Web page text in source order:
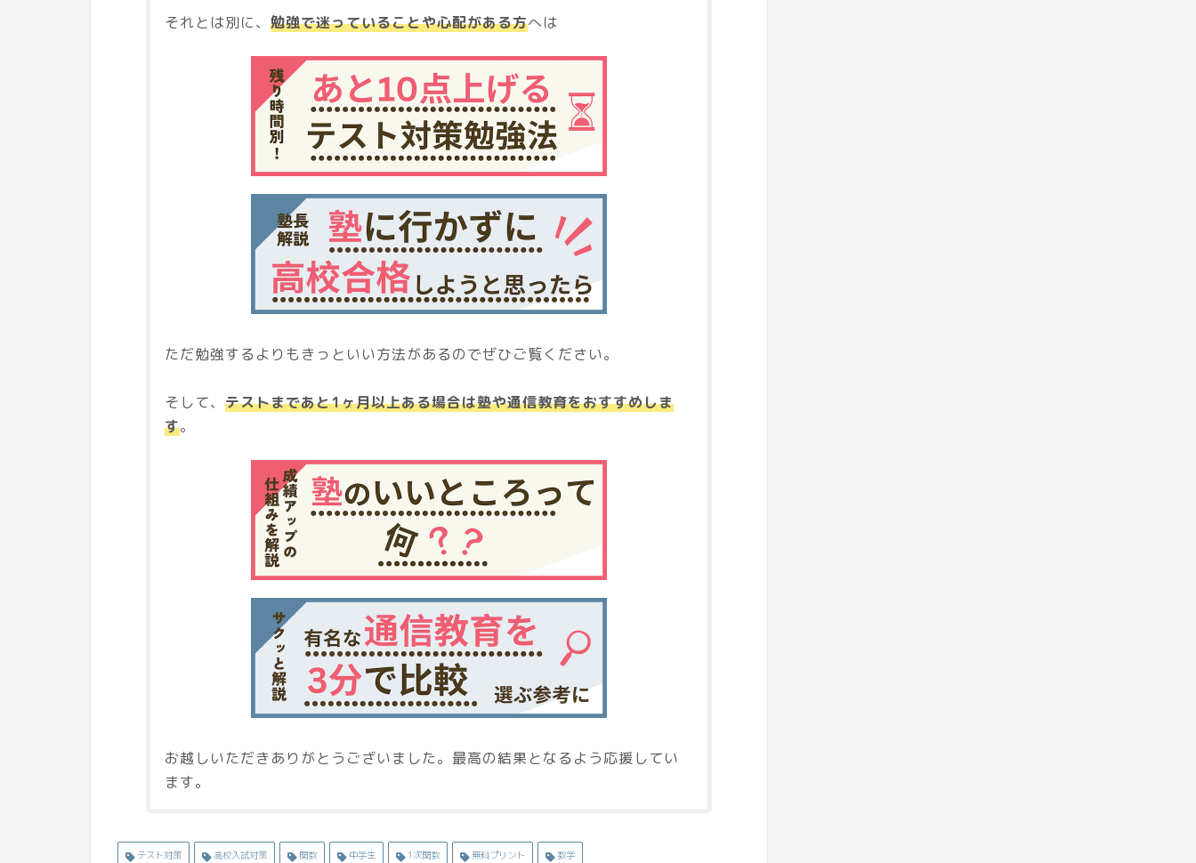
それとは別に、 勉強で迷っていることや心配がある方へは
ただ勉強するよりもきっといい方法があるのでぜひご覧ください。
そして、 テストまであと1ヶ月以上ある場合は塾や通信教育をおすすめしま
す。
お越しいただきありがとうございました。最高の結果となるよう応援してい
ます。
テスト対策 高校入試対策 関数 中学生 1次関数 無料プリント 数学